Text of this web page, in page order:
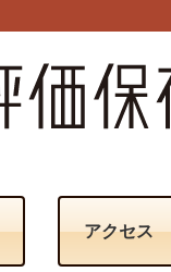
アクセス